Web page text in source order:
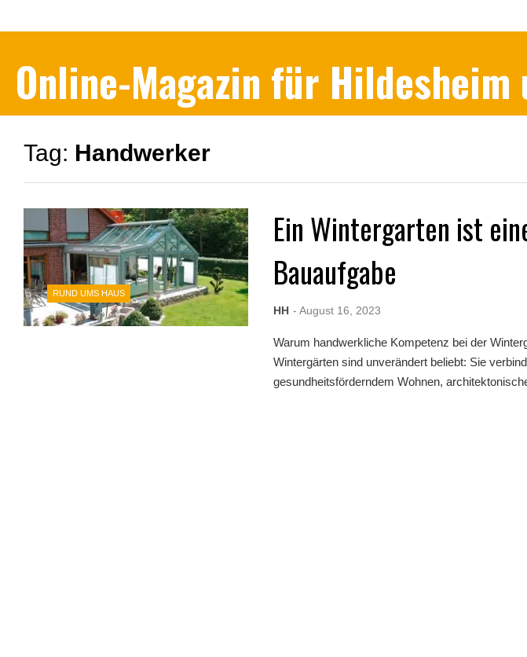
Online-Magazin für Hildesheim
Tag: Handwerker
RUND UMS HAUS
Ein Wintergarten ist
Bauaufgabe
HH - August 16, 2023
Warum handwerkliche Kompetenz bei der
Wintergärten sind unverändert beliebt: Sie
gesundheitsförderndem Wohnen,